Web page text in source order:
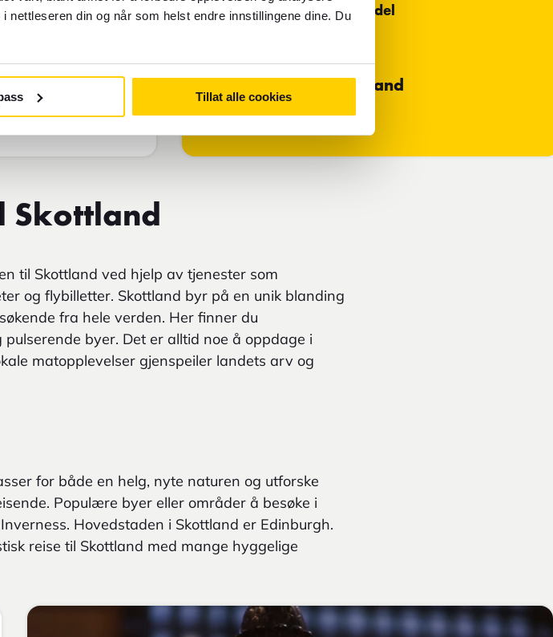
din og når som helst endre innstillingene dine. Du
Tillat alle cookies
Mest brukte betalingsmiddel
Primær valuta i Skottland
Britisk pund - GBP
Skottland
til Skottland ved hjelp av tjenester som
og flybilletter. Skottland byr på en unik blanding
fra hele verden. Her finner du
byer. Det er alltid noe å oppdage i
matopplevelser gjenspeiler landets arv og
for både en helg, nyte naturen og utforske
Populære byer eller områder å besøke i
Hovedstaden i Skottland er Edinburgh.
reise til Skottland med mange hyggelige